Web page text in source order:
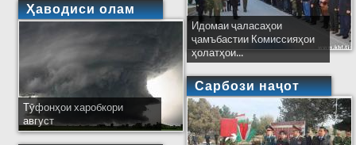
Ҳаводиси олам
Тӯфонҳои харобкори
август
Идомаи ҷаласаҳои
ҷамъбастии Комиссияҳои
ҳолатҳои...
Сарбози наҷот